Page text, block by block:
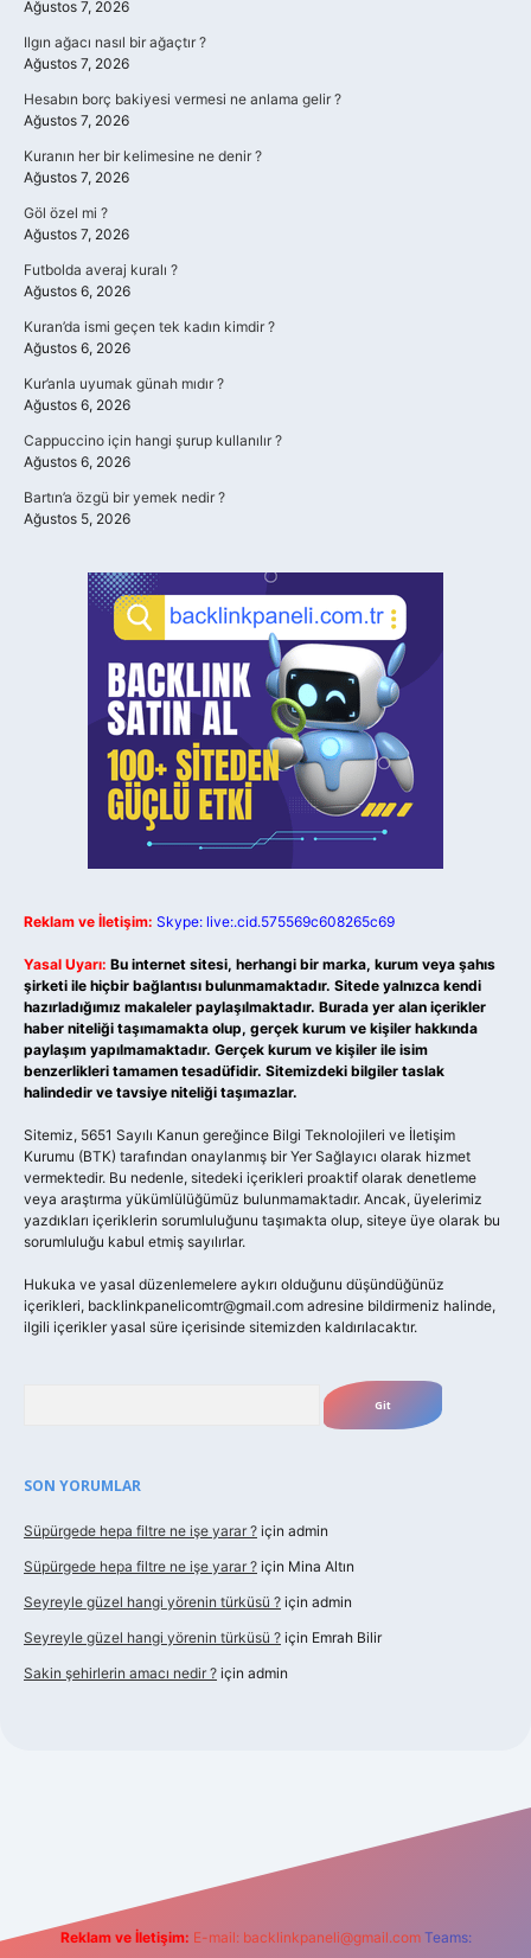
Ağustos 7, 2026
Ilgın ağacı nasıl bir ağaçtır ?
Ağustos 7, 2026
Hesabın borç bakiyesi vermesi ne anlama gelir ?
Ağustos 7, 2026
Kuranın her bir kelimesine ne denir ?
Ağustos 7, 2026
Göl özel mi ?
Ağustos 7, 2026
Futbolda averaj kuralı ?
Ağustos 6, 2026
Kuran’da ismi geçen tek kadın kimdir ?
Ağustos 6, 2026
Kur’anla uyumak günah mıdır ?
Ağustos 6, 2026
Cappuccino için hangi şurup kullanılır ?
Ağustos 6, 2026
Bartın’a özgü bir yemek nedir ?
Ağustos 5, 2026
Reklam ve İletişim: Skype: live:.cid.575569c608265c69
Yasal Uyarı: Bu internet sitesi, herhangi bir marka, kurum veya şahıs
şirketi ile hiçbir bağlantısı bulunmamaktadır. Sitede yalnızca kendi
hazırladığımız makaleler paylaşılmaktadır. Burada yer alan içerikler
haber niteliği taşımamakta olup, gerçek kurum ve kişiler hakkında
paylaşım yapılmamaktadır. Gerçek kurum ve kişiler ile isim
benzerlikleri tamamen tesadüfidir. Sitemizdeki bilgiler taslak
halindedir ve tavsiye niteliği taşımazlar.
Sitemiz, 5651 Sayılı Kanun gereğince Bilgi Teknolojileri ve İletişim
Kurumu (BTK) tarafından onaylanmış bir Yer Sağlayıcı olarak hizmet
vermektedir. Bu nedenle, sitedeki içerikleri proaktif olarak denetleme
veya araştırma yükümlülüğümüz bulunmamaktadır. Ancak, üyelerimiz
yazdıkları içeriklerin sorumluluğunu taşımakta olup, siteye üye olarak bu
sorumluluğu kabul etmiş sayılırlar.
Hukuka ve yasal düzenlemelere aykırı olduğunu düşündüğünüz
içerikleri, backlinkpanelicomtr@gmail.com adresine bildirmeniz halinde,
ilgili içerikler yasal süre içerisinde sitemizden kaldırılacaktır.
SON YORUMLAR
Süpürgede hepa filtre ne işe yarar ? için admin
Süpürgede hepa filtre ne işe yarar ? için Mina Altın
Seyreyle güzel hangi yörenin türküsü ? için admin
Seyreyle güzel hangi yörenin türküsü ? için Emrah Bilir
Sakin şehirlerin amacı nedir ? için admin
Reklam ve İletişim: E-mail: backlinkpaneli@gmail.com Teams: